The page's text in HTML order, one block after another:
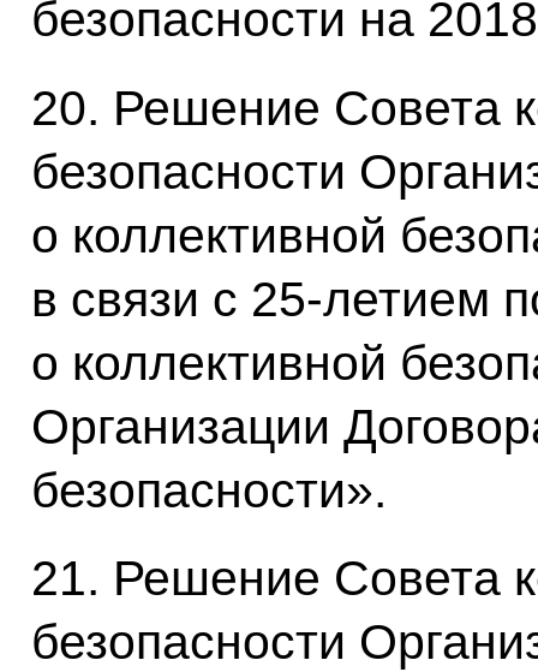
безопасности на
20. Решение Совета
безопасности
о коллективной
в связи с 25-летием
о коллективной
Организации
безопасности».
21. Решение Совета
безопасности